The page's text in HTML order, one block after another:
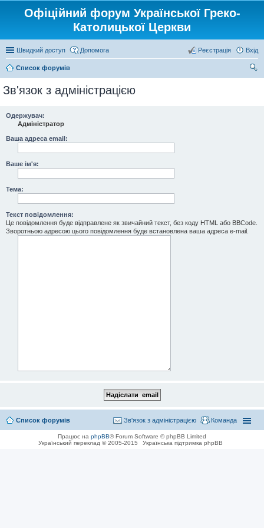
Офіційний форум Української Греко-
Католицької Церкви
Швидкий доступ Допомога Вхід
Реєстрація
Список форумів
Зв'язок з адміністрацією
Одержувач:
Адміністратор
Ваша адреса email:
Ваше ім'я:
Тема:
Текст повідомлення:
Це повідомлення буде відправлене як звичайний текст, без коду HTML або BBCode.
Зворотньою адресою цього повідомлення буде встановлена ваша адреса e-mail.
Список форумів Команда
Зв'язок з адміністрацією
Працює на phpBB® Forum Software © phpBB Limited
Український переклад © 2005-2015
Українська підтримка phpBB